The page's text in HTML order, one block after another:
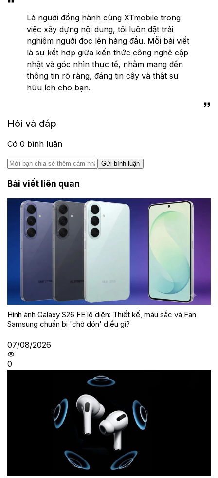
Là người đồng hành cùng XTmobile trong
việc xây dựng nội dung, tôi luôn đặt trải
nghiệm người đọc lên hàng đầu. Mỗi bài viết
là sự kết hợp giữa kiến thức công nghệ cập
nhật và góc nhìn thực tế, nhằm mang đến
thông tin rõ ràng, đáng tin cậy và thật sự
hữu ích cho bạn.
Hỏi và đáp
Có 0 bình luận
Gửi bình luận
Bài viết liên quan
Hình ảnh Galaxy S26 FE lộ diện: Thiết kế, màu sắc và Fan
Samsung chuẩn bị 'chờ đón' điều gì?
07/08/2026
0